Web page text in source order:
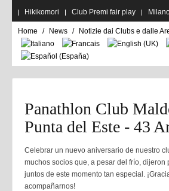
Hikikomori Club Premi fair play
Home News Notizie dai Clubs e dalle
Panathlon Club
Punta del Este - 43
Celebrar un nuevo aniversario de nuestro
muchos socios que, a pesar del frío, dijeron
juntos de este momento tan especial.
acompañarnos!